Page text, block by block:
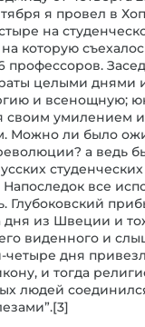
я провел в
на
которую
профессоров.
целыми днями
и всенощную;
своим умилением и
Можно ли было
а ведь
все
Глубоковский
дня из Швеции и
виденного и
четыре дня
и тогда
людей